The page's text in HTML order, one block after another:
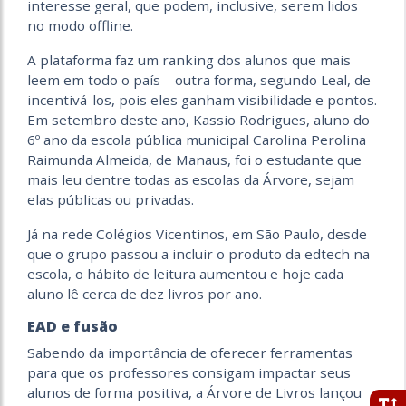
interesse geral, que podem, inclusive, serem lidos
no modo offline.
A plataforma faz um ranking dos alunos que mais
leem em todo o país – outra forma, segundo Leal, de
incentivá-los, pois eles ganham visibilidade e pontos.
Em setembro deste ano, Kassio Rodrigues, aluno do
6º ano da escola pública municipal Carolina Perolina
Raimunda Almeida, de Manaus, foi o estudante que
mais leu dentre todas as escolas da Árvore, sejam
elas públicas ou privadas.
Já na rede Colégios Vicentinos, em São Paulo, desde
que o grupo passou a incluir o produto da edtech na
escola, o hábito de leitura aumentou e hoje cada
aluno lê cerca de dez livros por ano.
EAD e fusão
Sabendo da importância de oferecer ferramentas
para que os professores consigam impactar seus
alunos de forma positiva, a Árvore de Livros lançou